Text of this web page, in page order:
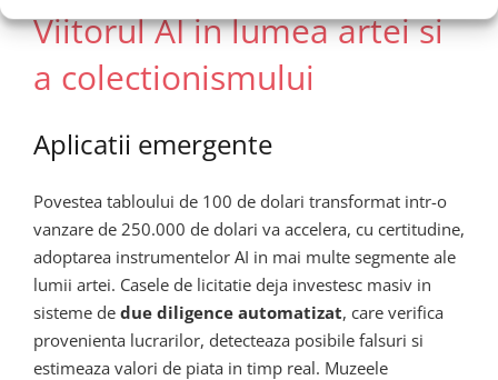
Viitorul AI in lumea artei si
a colectionismului
Aplicatii emergente
Povestea tabloului de 100 de dolari transformat intr-o
vanzare de 250.000 de dolari va accelera, cu certitudine,
adoptarea instrumentelor AI in mai multe segmente ale
lumii artei. Casele de licitatie deja investesc masiv in
sisteme de due diligence automatizat, care verifica
provenienta lucrarilor, detecteaza posibile falsuri si
estimeaza valori de piata in timp real. Muzeele